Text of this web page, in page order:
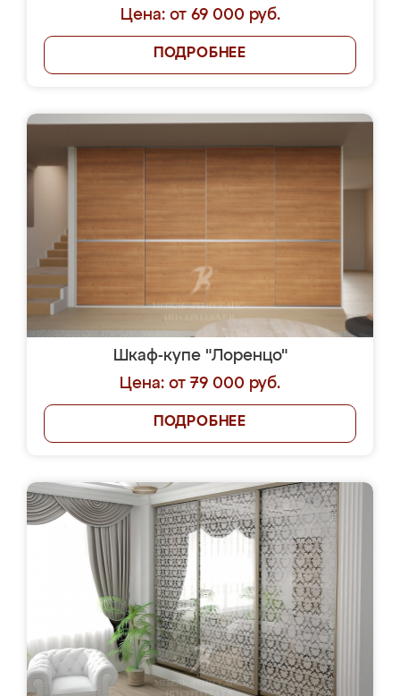
Цена: от 69 000 руб.
ПОДРОБНЕЕ
Шкаф-купе "Лоренцо"
Цена: от 79 000 руб.
ПОДРОБНЕЕ